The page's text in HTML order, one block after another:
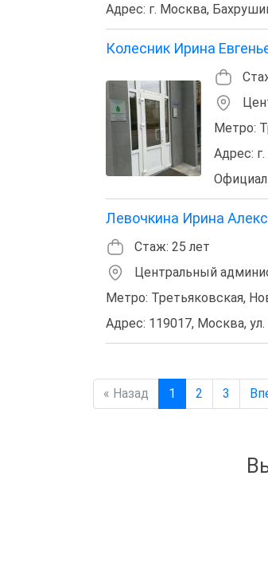
Адрес: г. Москва,
Колесник Ирина
Метро:
Адрес:
Левочкина Ирина
Стаж: 25 лет
Центральный
Метро: Третьяковская,
Адрес: 119017, Москва,
« Назад 1 2 3